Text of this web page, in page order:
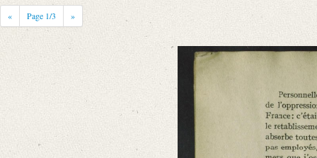
Notations: Ort des Verfassers erschlossen.
Printed Text
Provider: Dresden, Sächsische Landesbibliothek - Staats- und
Bibliography: Brandt, Otto: August Wilhelm Schlegel. Der
Incipit: „[1] Sire.
Permettez moi de déposer au pied du trône de V. M. I. le seul
Manuscript
« Page 1/3 »